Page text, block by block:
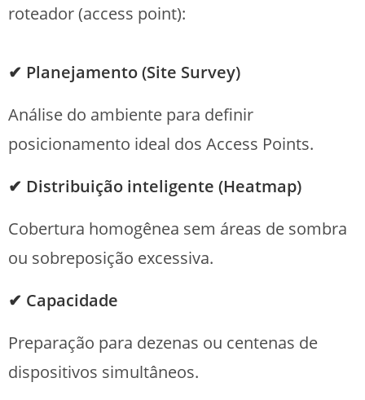
roteador (access point):
✔ Planejamento (Site Survey)
Análise do ambiente para definir
posicionamento ideal dos Access Points.
✔ Distribuição inteligente (Heatmap)
Cobertura homogênea sem áreas de sombra
ou sobreposição excessiva.
✔ Capacidade
Preparação para dezenas ou centenas de
dispositivos simultâneos.